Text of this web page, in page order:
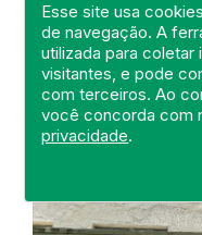
Esse site usa
de navegação. A
utilizada para
visitantes, e pode
com terceiros. Ao
você concorda com
privacidade.
REGIÃO METROPOLITANA
ATO MÉDICO